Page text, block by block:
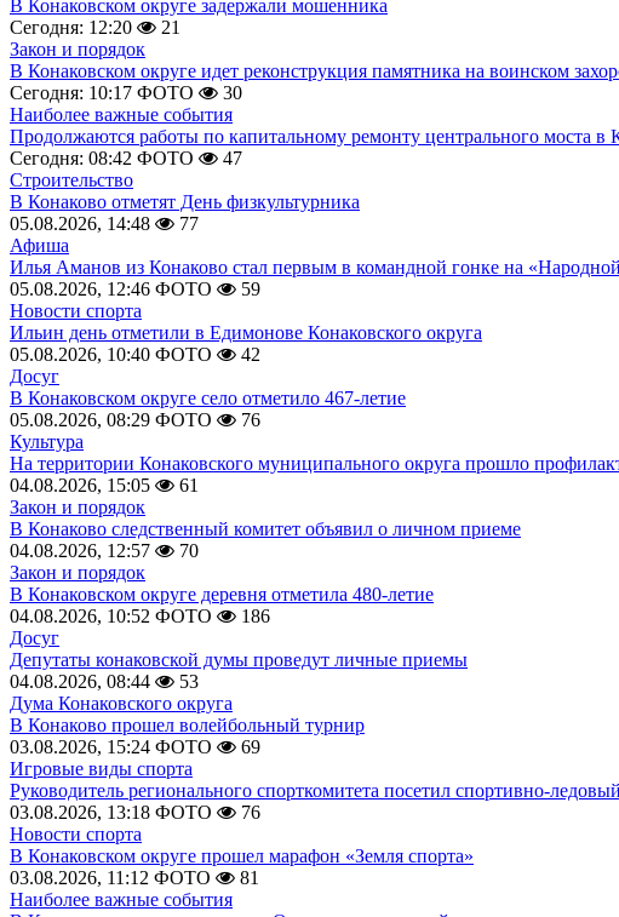
В Конаковском округе задержали мошенника
Сегодня: 12:20
21
Закон и порядок
В Конаковском округе идет реконструкция памятника на воинском
Сегодня: 10:17 ФОТО
30
Наиболее важные события
Продолжаются работы по капитальному ремонту центрального моста в
Сегодня: 08:42 ФОТО
47
Строительство
В Конаково отметят День физкультурника
05.08.2026, 14:48
77
Афиша
Илья Аманов из Конаково стал первым в командной гонке на «Народной
05.08.2026, 12:46 ФОТО
59
Новости спорта
Ильин день отметили в Едимонове Конаковского округа
05.08.2026, 10:40 ФОТО
42
Досуг
В Конаковском округе село отметило 467-летие
05.08.2026, 08:29 ФОТО
76
Культура
На территории Конаковского муниципального округа прошло
04.08.2026, 15:05
61
Закон и порядок
В Конаково следственный комитет объявил о личном приеме
04.08.2026, 12:57
70
Закон и порядок
В Конаковском округе деревня отметила 480-летие
04.08.2026, 10:52 ФОТО
186
Досуг
Депутаты конаковской думы проведут личные приемы
04.08.2026, 08:44
53
Дума Конаковского округа
В Конаково прошел волейбольный турнир
03.08.2026, 15:24 ФОТО
69
Игровые виды спорта
Руководитель регионального спорткомитета посетил спортивно-
03.08.2026, 13:18 ФОТО
76
Новости спорта
В Конаковском округе прошел марафон «Земля спорта»
03.08.2026, 11:12 ФОТО
81
Наиболее важные события